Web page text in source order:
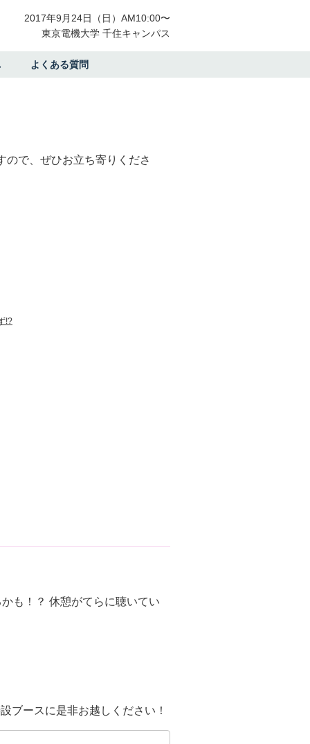
2017年9月24日（日）AM10:00〜
東京電機大学 千住キャンパス
よくある質問
ので、ぜひお立ち寄りくださ
!?
も！？ 休憩がてらに聴いてい
ブースに是非お越しください！